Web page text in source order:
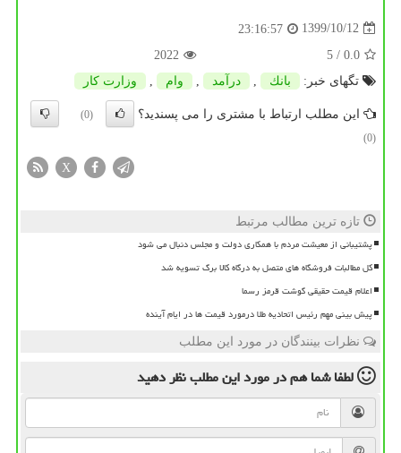
1399/10/12
23:16:57
0.0
/ 5
2022
تگهای خبر:
بانك , درآمد , وام , وزارت كار
این مطلب ارتباط با مشتری را می پسندید؟
(0)
(0)
X
تازه ترین مطالب مرتبط
پشتیبانی از معیشت مردم با همکاری دولت و مجلس دنبال می شود
کل مطالبات فروشگاه های متصل به درگاه کالا برگ تسویه شد
اعلام قیمت حقیقی گوشت قرمز رسما
پیش بینی مهم رئیس اتحادیه طلا درمورد قیمت ها در ایام آینده
نظرات بینندگان در مورد این مطلب
لطفا شما همدر مورد این مطلبنظر دهید